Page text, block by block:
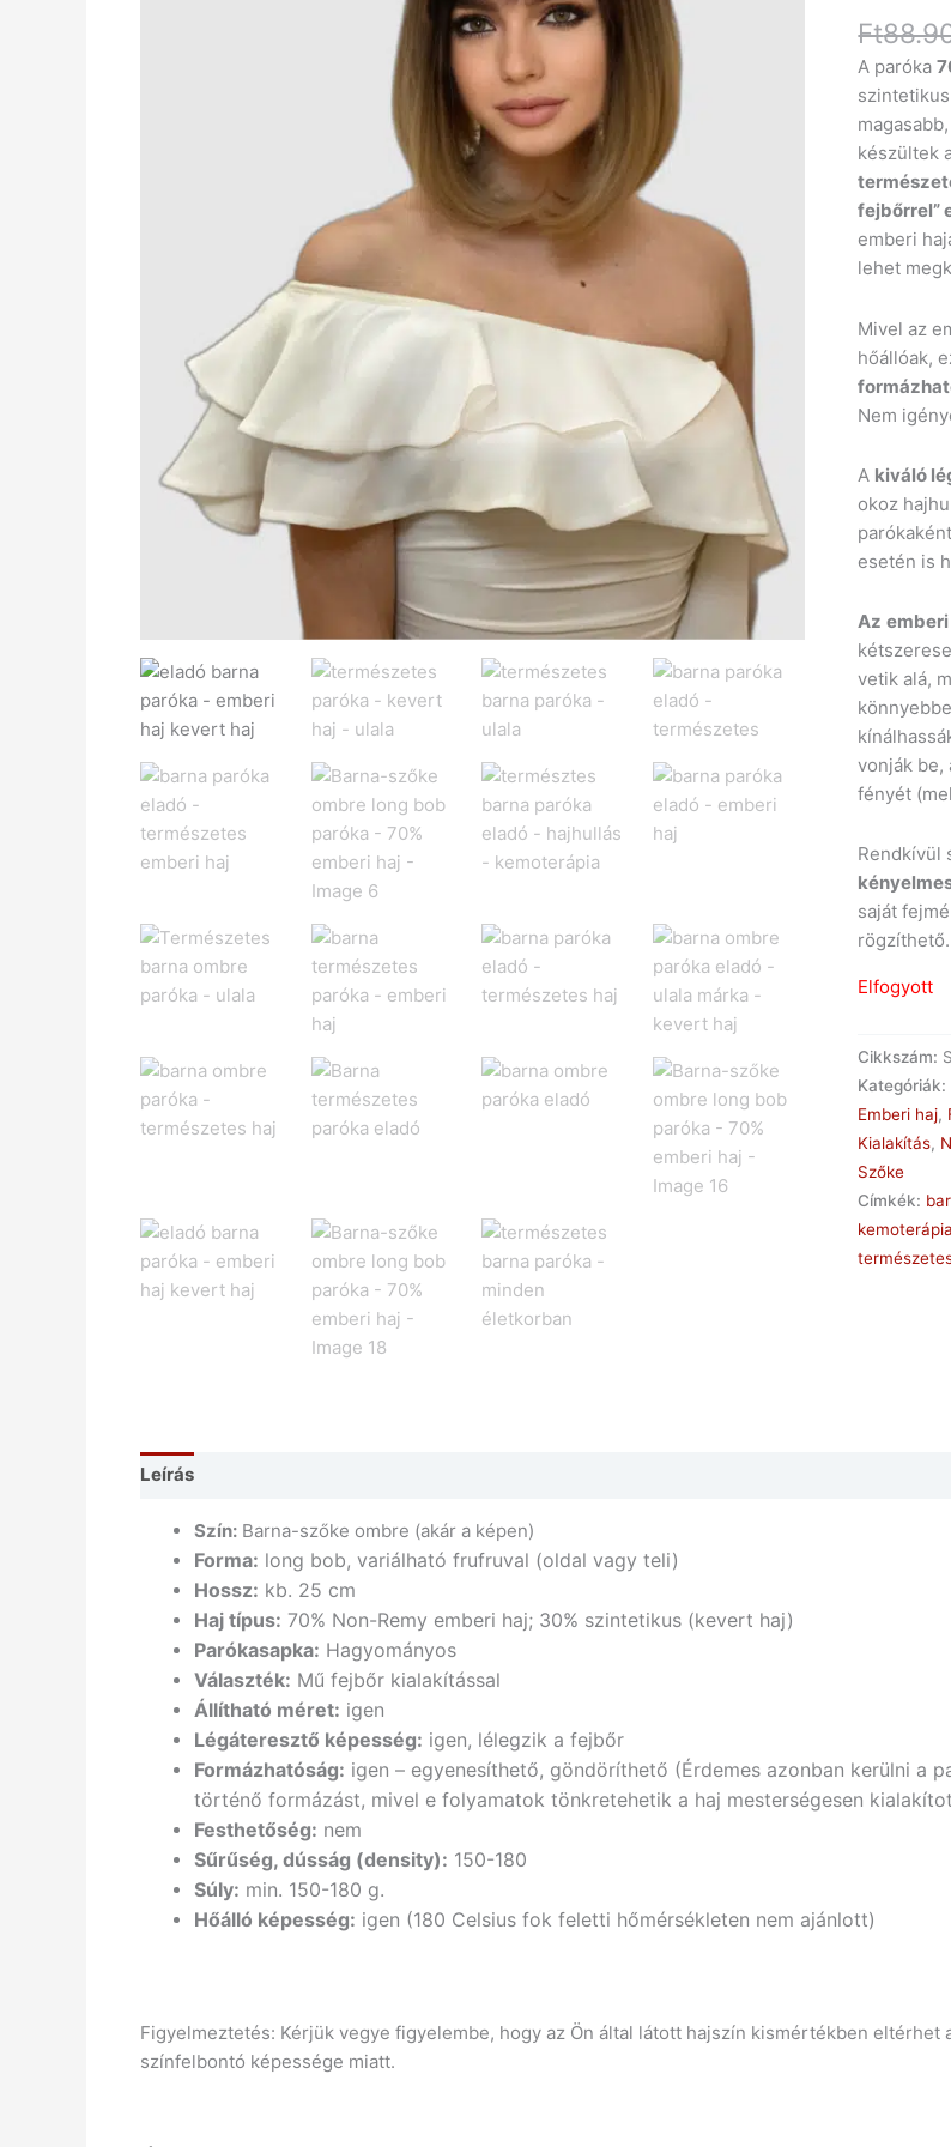
Ft
A paróka
készültek
fejbőrrel”
emberi
lehet
Mivel az
hőállóak,
Nem
A kiváló
okoz
esetén is
Az emberi
vetik alá,
vonják be,
fényét
Rendkívül
saját
rögzíthető.
Elfogyott
Cikkszám:
Kategóriák:
Emberi haj,
Kialakítás,
Szőke
Címkék:
kemoterápia
Leírás
Szín: Barna-szőke ombre (akár a képen)
Forma: long bob, variálható frufruval (oldal vagy teli)
Hossz: kb. 25 cm
Haj típus: 70% Non-Remy emberi haj; 30% szintetikus (kevert haj)
Parókasapka: Hagyományos
Választék: Mű fejbőr kialakítással
Állítható méret: igen
Légáteresztő képesség: igen, lélegzik a fejbőr
Formázhatóság: igen – egyenesíthető, göndöríthető (Érdemes azonban kerülni a
történő formázást, mivel e folyamatok tönkretehetik a haj mesterségesen
Festhetőség: nem
Sűrűség, dússág (density): 150-180
Súly: min. 150-180 g.
Hőálló képesség: igen (180 Celsius fok feletti hőmérsékleten nem ajánlott)
Figyelmeztetés: Kérjük vegye figyelembe, hogy az Ön által látott hajszín kismértékben
színfelbontó képessége miatt.